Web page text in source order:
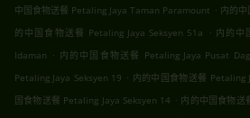
中国食物送餐 Petaling Jaya Taman Paramount . 内的
的中国食物送餐 Petaling Jaya Seksyen 51a
. 内的中
Idaman . 内的中国食物送餐 Petaling Jaya Pusat
Petaling Jaya Seksyen 19 . 内的中国食物送餐 Petaling
国食物送餐 Petaling Jaya Seksyen 14 . 内的中国食物送